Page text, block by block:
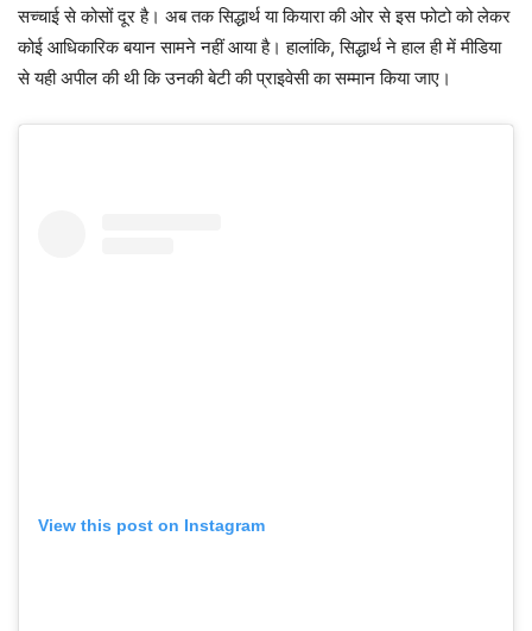
सच्चाई से कोसों दूर है। अब तक सिद्धार्थ या कियारा की ओर से इस फोटो को लेकर
कोई आधिकारिक बयान सामने नहीं आया है। हालांकि, सिद्धार्थ ने हाल ही में मीडिया
से यही अपील की थी कि उनकी बेटी की प्राइवेसी का सम्मान किया जाए।
View this post on Instagram